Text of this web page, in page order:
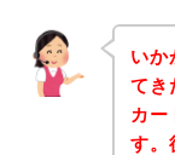
いか
てき
カー
す。